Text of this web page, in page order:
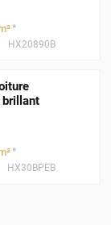
*
HX20890B
brillant
*
HX30BPEB